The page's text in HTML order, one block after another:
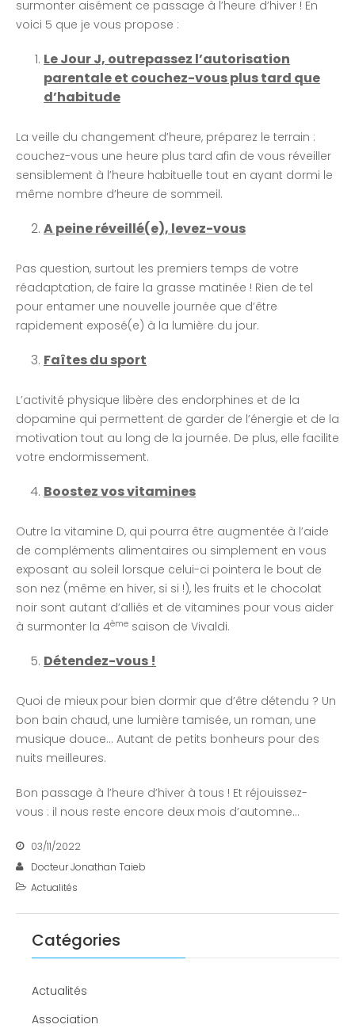
surmonter aisément ce passage à l’heure d’hiver ! En
voici 5 que je vous propose :
Le Jour J, outrepassez l’autorisation
parentale et couchez-vous plus tard que
d’habitude
La veille du changement d’heure, préparez le terrain :
couchez-vous une heure plus tard afin de vous réveiller
sensiblement à l’heure habituelle tout en ayant dormi le
même nombre d’heure de sommeil.
A peine réveillé(e), levez-vous
Pas question, surtout les premiers temps de votre
réadaptation, de faire la grasse matinée ! Rien de tel
pour entamer une nouvelle journée que d’être
rapidement exposé(e) à la lumière du jour.
Faîtes du sport
L’activité physique libère des endorphines et de la
dopamine qui permettent de garder de l’énergie et de la
motivation tout au long de la journée. De plus, elle facilite
votre endormissement.
Boostez vos vitamines
Outre la vitamine D, qui pourra être augmentée à l’aide
de compléments alimentaires ou simplement en vous
exposant au soleil lorsque celui-ci pointera le bout de
son nez (même en hiver, si si !), les fruits et le chocolat
noir sont autant d’alliés et de vitamines pour vous aider
à surmonter la 4ème saison de Vivaldi.
Détendez-vous !
Quoi de mieux pour bien dormir que d’être détendu ? Un
bon bain chaud, une lumière tamisée, un roman, une
musique douce… Autant de petits bonheurs pour des
nuits meilleures.
Bon passage à l’heure d’hiver à tous ! Et réjouissez-
vous : il nous reste encore deux mois d’automne…
03/11/2022
Docteur Jonathan Taieb
Actualités
Catégories
Actualités
Association